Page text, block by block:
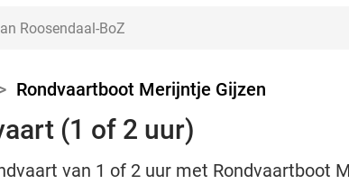
Rondvaartboot Merijntje Gijzen
(1 of 2 uur)
van 1 of 2 uur met Rondvaartboot